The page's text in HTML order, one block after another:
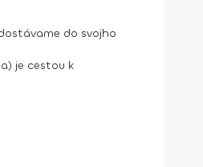
do svojho
je cestou k